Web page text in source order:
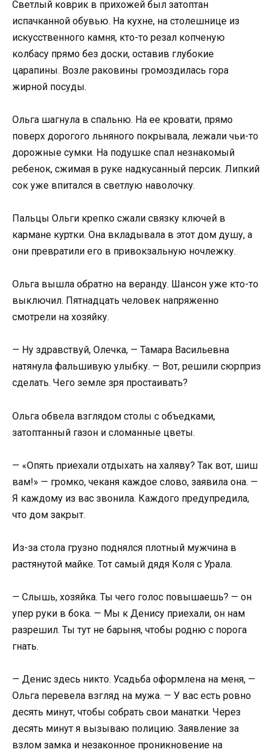
Светлый коврик в прихожей был затоптан
испачканной обувью. На кухне, на столешнице из
искусственного камня, кто-то резал копченую
колбасу прямо без доски, оставив глубокие
царапины. Возле раковины громоздилась гора
жирной посуды.
Ольга шагнула в спальню. На ее кровати, прямо
поверх дорогого льняного покрывала, лежали чьи-то
дорожные сумки. На подушке спал незнакомый
ребенок, сжимая в руке надкусанный персик. Липкий
сок уже впитался в светлую наволочку.
Пальцы Ольги крепко сжали связку ключей в
кармане куртки. Она вкладывала в этот дом душу, а
они превратили его в привокзальную ночлежку.
Ольга вышла обратно на веранду. Шансон уже кто-то
выключил. Пятнадцать человек напряженно
смотрели на хозяйку.
— Ну здравствуй, Олечка, — Тамара Васильевна
натянула фальшивую улыбку. — Вот, решили сюрприз
сделать. Чего земле зря простаивать?
Ольга обвела взглядом столы с объедками,
затоптанный газон и сломанные цветы.
— «Опять приехали отдыхать на халяву? Так вот, шиш
вам!» — громко, чеканя каждое слово, заявила она. —
Я каждому из вас звонила. Каждого предупредила,
что дом закрыт.
Из-за стола грузно поднялся плотный мужчина в
растянутой майке. Тот самый дядя Коля с Урала.
— Слышь, хозяйка. Ты чего голос повышаешь? — он
упер руки в бока. — Мы к Денису приехали, он нам
разрешил. Ты тут не барыня, чтобы родню с порога
гнать.
— Денис здесь никто. Усадьба оформлена на меня, —
Ольга перевела взгляд на мужа. — У вас есть ровно
десять минут, чтобы собрать свои манатки. Через
десять минут я вызываю полицию. Заявление за
взлом замка и незаконное проникновение на